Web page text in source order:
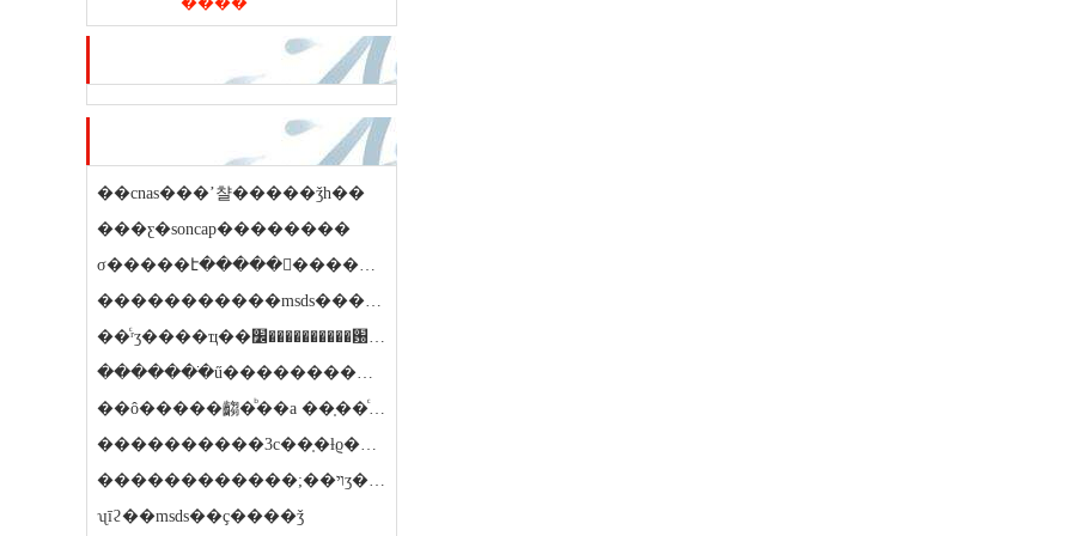
��cnas���ʼ챨�����ǯһ��
���ƹ�soncap��������
σ�����է�����𱨸�����ʱ��
�����������msds�����ƕ���
��ͨʳʒ����ҵ��׼����������԰���
�������ֺű����������̷��ö���
��ô�����齺�ᷨ��a ��֤��ͨ�����
����������3c��֤�ƚϱ���
������������;��ױʒ������������ǯ
ʯīϩ��msds��ҫ����ǯ